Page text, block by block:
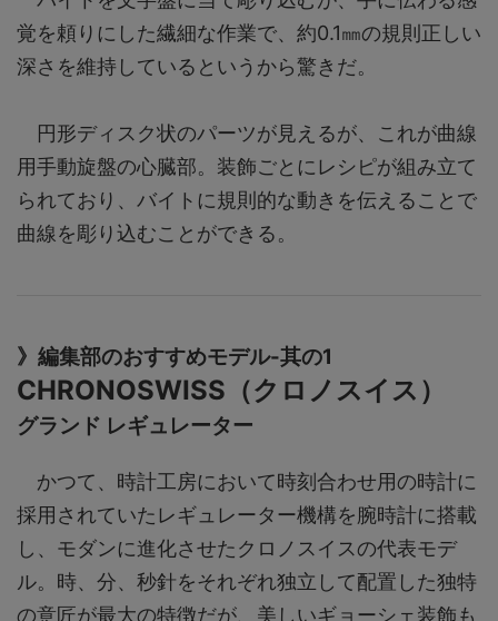
覚を頼りにした繊細な作業で、約0.1㎜の規則正しい
深さを維持しているというから驚きだ。
円形ディスク状のパーツが見えるが、これが曲線
用手動旋盤の心臓部。装飾ごとにレシピが組み立て
られており、バイトに規則的な動きを伝えることで
曲線を彫り込むことができる。
》編集部のおすすめモデル-其の1
CHRONOSWISS（クロノスイス）
グランド レギュレーター
かつて、時計工房において時刻合わせ用の時計に
採用されていたレギュレーター機構を腕時計に搭載
し、モダンに進化させたクロノスイスの代表モデ
ル。時、分、秒針をそれぞれ独立して配置した独特
の意匠が最大の特徴だが、美しいギョーシェ装飾も